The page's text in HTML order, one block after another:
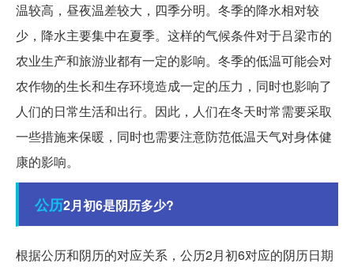
温较高，昼夜温差较大，四季分明。冬季的降水相对较
少，降水主要集中在夏季。这样的气候条件对于吕梁市的
农业生产和旅游业都有一定的影响。冬季的低温可能会对
农作物的生长和生存环境造成一定的压力，同时也影响了
人们的日常生活和出行。因此，人们在冬天时常需要采取
一些措施来保暖，同时也需要注意防范低温天气对身体健
康的影响。
公历2月初6是阴历多少?
根据公历和阴历的对应关系，公历2月初6对应的阴历日期